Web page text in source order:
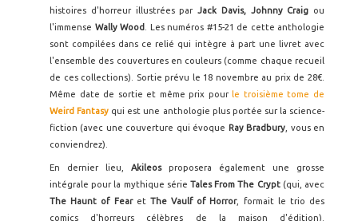
histoires d'horreur illustrées par Jack Davis, Johnny Craig ou
l'immense Wally Wood
. Les numéros #15-21 de cette anthologie
sont compilées dans ce relié qui intègre à part une livret avec
l'ensemble des couvertures en couleurs (comme chaque recueil
de ces collections). Sortie prévu le 18 novembre au prix de 28€.
Même date de sortie et même prix pour le troisième tome de
Weird Fantasy qui est une anthologie plus portée sur la science-
fiction (avec une couverture qui évoque Ray Bradbury , vous en
conviendrez).
En dernier lieu, Akileos proposera également une grosse
intégrale pour la mythique série Tales From The Crypt (qui, avec
The Haunt of Fear et The Vaulf of Horror, formait le trio des
comics d'horreurs célèbres de la maison d'édition).